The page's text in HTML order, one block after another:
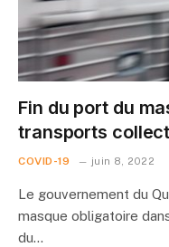
Fin du port du
transports
COVID-19 juin 8, 2022
Le gouvernement du
masque obligatoire
du…